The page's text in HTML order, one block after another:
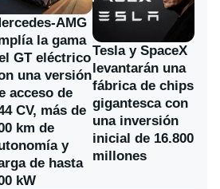
AMG
la gama
GT eléctrico
una versión
acceso de
CV, más de
km de
y
de hasta
kW
Tesla y SpaceX
levantarán una
fábrica de chips
gigantesca con
una inversión
inicial de 16.800
millones